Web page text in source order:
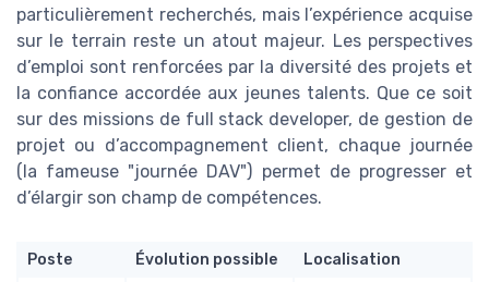
particulièrement recherchés, mais l’expérience acquise
sur le terrain reste un atout majeur. Les perspectives
d’emploi sont renforcées par la diversité des projets et
la confiance accordée aux jeunes talents. Que ce soit
sur des missions de full stack developer, de gestion de
projet ou d’accompagnement client, chaque journée
(la fameuse "journée DAV") permet de progresser et
d’élargir son champ de compétences.
Poste Évolution possible
Localisation